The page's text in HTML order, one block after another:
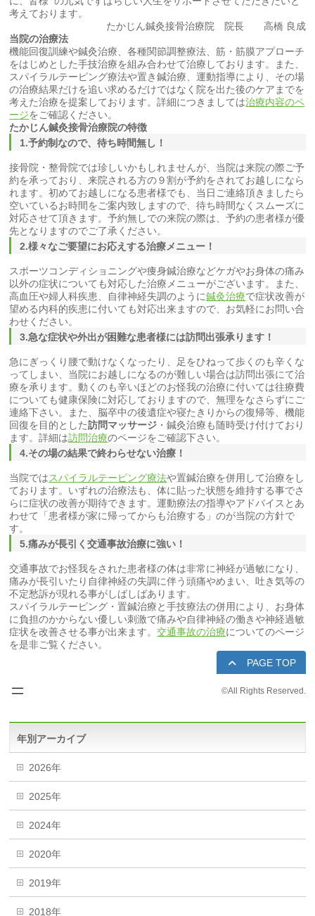
考えております。
たかじん鍼灸接骨治療院 院長 高橋 良成
当院の治療法
機能回復訓練や鍼灸治療、各種関節調整療法、筋・筋膜アプローチ
をはじめとした手技治療を組み合わせて治療しております。また、
スパイラルテーピング療法や置き鍼治療、運動指導により、その場
の治療結果だけを追い求めるだけではなく院を出た後のケアまでを
考えた治療を提案しております。詳細につきましては治療内容のペ
ージをご確認ください。
たかじん鍼灸接骨治療院の特徴
1.予約制なので、待ち時間無し！
接骨院・整骨院では珍しいかもしれませんが、当院は来院の際ご予
約を承っており、来院される方の９割が予約をされてお越しになら
れます。初めてお越しになる患者様でも、当日ご連絡頂きましたら
空いているお時間をご案内致しますので、待ち時間なくスムーズに
対応させて頂きます。予約無しでの来院の際は、予約の患者様が優
先となりますのでご了承ください。
2.様々なご要望にお応えする治療メニュー！
スポーツコンディショニングや痩身鍼治療などケガやお身体の痛み
以外の症状についても対応した治療メニューがございます。また、
高血圧や婦人科疾患、自律神経失調のように鍼灸治療で症状改善が
望める内科的疾患に付いても対応出来ますので、お気軽にお問い合
わせください。
3.急な症状や外出が困難な患者様には訪問出張承ります！
急にぎっくり腰で動けなくなったり、足をひねって歩くのも辛くな
ってしまい、当院にお越しになるのが難しい場合は訪問出張にて治
療を承ります。動くのも辛いほどのお怪我の治療に付いては往療費
についても健康保険に対応しておりますので、無理をなさらずにご
連絡下さい。また、脳卒中の後遺症や寝たきりからの復帰等、機能
回復を目的とした訪問マッサージ ・鍼灸治療も随時受け付けており
ます。詳細は訪問治療のページをご確認下さい。
4.その場の結果で終わらせない治療！
当院ではスパイラルテーピング療法や置鍼治療を併用して治療をし
ております。いずれの治療法も、体に貼った状態を維持する事でさ
らに症状の改善が期待できます。運動療法の指導やアドバイスとあ
わせて「患者様が家に帰ってからも治療する」のが当院の方針で
す。
5.痛みが長引く交通事故治療に強い！
交通事故でお怪我をされた患者様の体は非常に神経が過敏になり、
痛みが長引いたり自律神経の失調に伴う頭痛やめまい、吐き気等の
不定愁訴が現れる事がしばしばあります。
スパイラルテーピング・置鍼治療と手技療法の併用により、お身体
に負担のかからない優しい刺激で痛みや自律神経の働きや神経過敏
症状を改善させる事が出来ます。交通事故の治療についてのページ
を是非ご覧ください。
PAGE TOP
©All Rights Reserved.
年別アーカイブ
2026年
2025年
2024年
2020年
2019年
2018年